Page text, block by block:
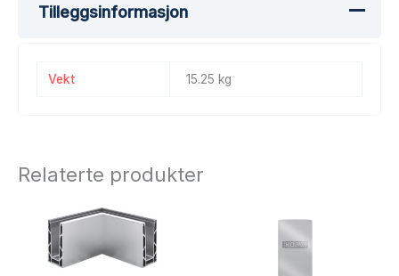
Tilleggsinformasjon
Vekt 15.25 kg
Relaterte produkter